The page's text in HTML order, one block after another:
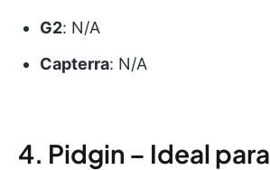
G2: N/A
Capterra: N/A
4. Pidgin – Ideal para